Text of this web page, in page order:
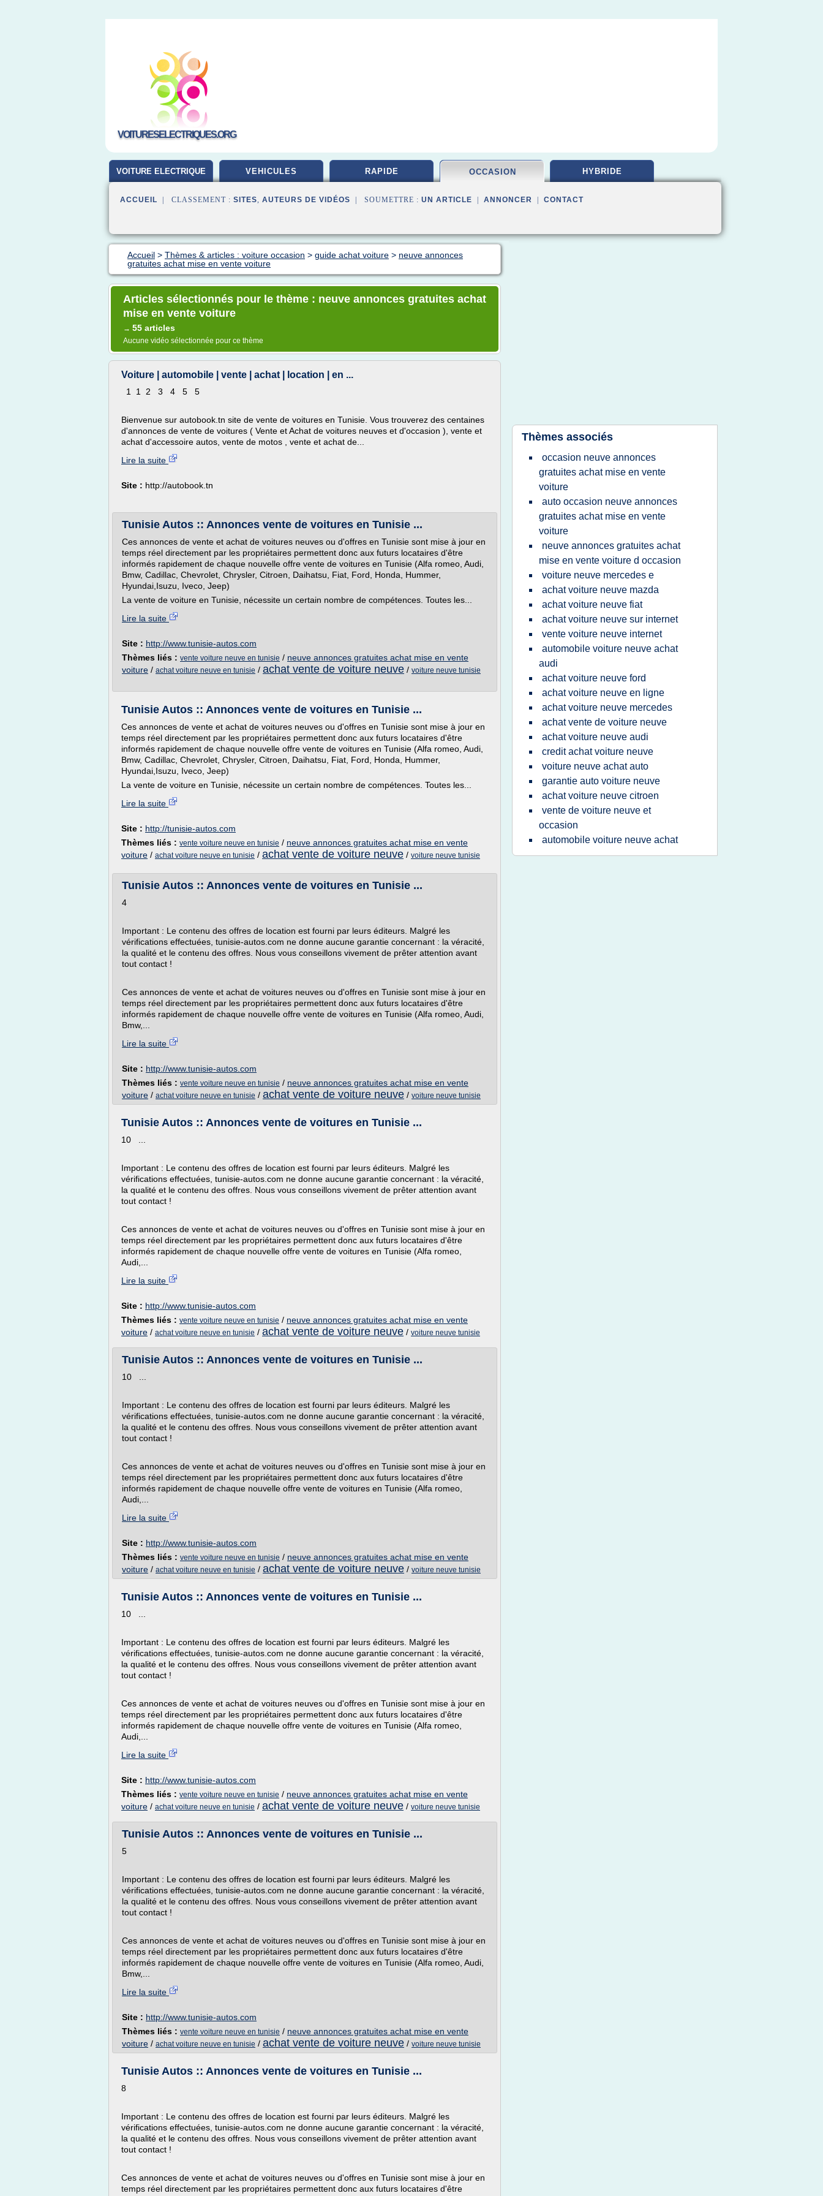
VOITURESELECTRIQUES.ORG
VOITURE ELECTRIQUE VEHICULES RAPIDE OCCASION HYBRIDE
ACCUEIL | CLASSEMENT : SITES, AUTEURS DE VIDÉOS | SOUMETTRE : UN ARTICLE ANNONCER CONTACT
Accueil > Thèmes & articles : voiture occasion > guide achat voiture > neuve annonces
gratuites achat mise en vente voiture
Articles sélectionnés pour le thème : neuve annonces gratuites achat
mise en vente voiture
→ 55 articles
Aucune vidéo sélectionnée pour ce thème
Voiture | automobile | vente | achat | location | en ...
1 1 2 3 4 5 5
Bienvenue sur autobook.tn site de vente de voitures en Tunisie. Vous trouverez des centaines
d'annonces de vente de voitures ( Vente et Achat de voitures neuves et d'occasion ), vente et
achat d'accessoire autos, vente de motos , vente et achat de...
Lire la suite
Site : http://autobook.tn
Tunisie Autos :: Annonces vente de voitures en Tunisie ...
Ces annonces de vente et achat de voitures neuves ou d'offres en Tunisie sont mise à jour en
temps réel directement par les propriétaires permettent donc aux futurs locataires d'être
informés rapidement de chaque nouvelle offre vente de voitures en Tunisie (Alfa romeo, Audi,
Bmw, Cadillac, Chevrolet, Chrysler, Citroen, Daihatsu, Fiat, Ford, Honda, Hummer,
Hyundai,Isuzu, Iveco, Jeep)
La vente de voiture en Tunisie, nécessite un certain nombre de compétences. Toutes les...
Lire la suite
Site : http://www.tunisie-autos.com
Thèmes liés : vente voiture neuve en tunisie / neuve annonces gratuites achat mise en vente
voiture / achat voiture neuve en tunisie / achat vente de voiture neuve / voiture neuve tunisie
Tunisie Autos :: Annonces vente de voitures en Tunisie ...
Ces annonces de vente et achat de voitures neuves ou d'offres en Tunisie sont mise à jour en
temps réel directement par les propriétaires permettent donc aux futurs locataires d'être
informés rapidement de chaque nouvelle offre vente de voitures en Tunisie (Alfa romeo, Audi,
Bmw, Cadillac, Chevrolet, Chrysler, Citroen, Daihatsu, Fiat, Ford, Honda, Hummer,
Hyundai,Isuzu, Iveco, Jeep)
La vente de voiture en Tunisie, nécessite un certain nombre de compétences. Toutes les...
Lire la suite
Site : http://tunisie-autos.com
Thèmes liés : vente voiture neuve en tunisie / neuve annonces gratuites achat mise en vente
voiture / achat voiture neuve en tunisie / achat vente de voiture neuve / voiture neuve tunisie
Tunisie Autos :: Annonces vente de voitures en Tunisie ...
4
Important : Le contenu des offres de location est fourni par leurs éditeurs. Malgré les
vérifications effectuées, tunisie-autos.com ne donne aucune garantie concernant : la véracité,
la qualité et le contenu des offres. Nous vous conseillons vivement de prêter attention avant
tout contact !
Ces annonces de vente et achat de voitures neuves ou d'offres en Tunisie sont mise à jour en
temps réel directement par les propriétaires permettent donc aux futurs locataires d'être
informés rapidement de chaque nouvelle offre vente de voitures en Tunisie (Alfa romeo, Audi,
Bmw,...
Lire la suite
Site : http://www.tunisie-autos.com
Thèmes liés : vente voiture neuve en tunisie / neuve annonces gratuites achat mise en vente
voiture / achat voiture neuve en tunisie / achat vente de voiture neuve / voiture neuve tunisie
Tunisie Autos :: Annonces vente de voitures en Tunisie ...
10 ...
Important : Le contenu des offres de location est fourni par leurs éditeurs. Malgré les
vérifications effectuées, tunisie-autos.com ne donne aucune garantie concernant : la véracité,
la qualité et le contenu des offres. Nous vous conseillons vivement de prêter attention avant
tout contact !
Ces annonces de vente et achat de voitures neuves ou d'offres en Tunisie sont mise à jour en
temps réel directement par les propriétaires permettent donc aux futurs locataires d'être
informés rapidement de chaque nouvelle offre vente de voitures en Tunisie (Alfa romeo,
Audi,...
Lire la suite
Site : http://www.tunisie-autos.com
Thèmes liés : vente voiture neuve en tunisie / neuve annonces gratuites achat mise en vente
voiture / achat voiture neuve en tunisie / achat vente de voiture neuve / voiture neuve tunisie
Tunisie Autos :: Annonces vente de voitures en Tunisie ...
10 ...
Important : Le contenu des offres de location est fourni par leurs éditeurs. Malgré les
vérifications effectuées, tunisie-autos.com ne donne aucune garantie concernant : la véracité,
la qualité et le contenu des offres. Nous vous conseillons vivement de prêter attention avant
tout contact !
Ces annonces de vente et achat de voitures neuves ou d'offres en Tunisie sont mise à jour en
temps réel directement par les propriétaires permettent donc aux futurs locataires d'être
informés rapidement de chaque nouvelle offre vente de voitures en Tunisie (Alfa romeo,
Audi,...
Lire la suite
Site : http://www.tunisie-autos.com
Thèmes liés : vente voiture neuve en tunisie / neuve annonces gratuites achat mise en vente
voiture / achat voiture neuve en tunisie / achat vente de voiture neuve / voiture neuve tunisie
Tunisie Autos :: Annonces vente de voitures en Tunisie ...
10 ...
Important : Le contenu des offres de location est fourni par leurs éditeurs. Malgré les
vérifications effectuées, tunisie-autos.com ne donne aucune garantie concernant : la véracité,
la qualité et le contenu des offres. Nous vous conseillons vivement de prêter attention avant
tout contact !
Ces annonces de vente et achat de voitures neuves ou d'offres en Tunisie sont mise à jour en
temps réel directement par les propriétaires permettent donc aux futurs locataires d'être
informés rapidement de chaque nouvelle offre vente de voitures en Tunisie (Alfa romeo,
Audi,...
Lire la suite
Site : http://www.tunisie-autos.com
Thèmes liés : vente voiture neuve en tunisie / neuve annonces gratuites achat mise en vente
voiture / achat voiture neuve en tunisie / achat vente de voiture neuve / voiture neuve tunisie
Tunisie Autos :: Annonces vente de voitures en Tunisie ...
5
Important : Le contenu des offres de location est fourni par leurs éditeurs. Malgré les
vérifications effectuées, tunisie-autos.com ne donne aucune garantie concernant : la véracité,
la qualité et le contenu des offres. Nous vous conseillons vivement de prêter attention avant
tout contact !
Ces annonces de vente et achat de voitures neuves ou d'offres en Tunisie sont mise à jour en
temps réel directement par les propriétaires permettent donc aux futurs locataires d'être
informés rapidement de chaque nouvelle offre vente de voitures en Tunisie (Alfa romeo, Audi,
Bmw,...
Lire la suite
Site : http://www.tunisie-autos.com
Thèmes liés : vente voiture neuve en tunisie / neuve annonces gratuites achat mise en vente
voiture / achat voiture neuve en tunisie / achat vente de voiture neuve / voiture neuve tunisie
Tunisie Autos :: Annonces vente de voitures en Tunisie ...
8
Important : Le contenu des offres de location est fourni par leurs éditeurs. Malgré les
vérifications effectuées, tunisie-autos.com ne donne aucune garantie concernant : la véracité,
la qualité et le contenu des offres. Nous vous conseillons vivement de prêter attention avant
tout contact !
Ces annonces de vente et achat de voitures neuves ou d'offres en Tunisie sont mise à jour en
temps réel directement par les propriétaires permettent donc aux futurs locataires d'être
Thèmes associés
occasion neuve annonces
gratuites achat mise en vente
voiture
auto occasion neuve annonces
gratuites achat mise en vente
voiture
neuve annonces gratuites achat
mise en vente voiture d occasion
voiture neuve mercedes e
achat voiture neuve mazda
achat voiture neuve fiat
achat voiture neuve sur internet
vente voiture neuve internet
automobile voiture neuve achat
audi
achat voiture neuve ford
achat voiture neuve en ligne
achat voiture neuve mercedes
achat vente de voiture neuve
achat voiture neuve audi
credit achat voiture neuve
voiture neuve achat auto
garantie auto voiture neuve
achat voiture neuve citroen
vente de voiture neuve et
occasion
automobile voiture neuve achat